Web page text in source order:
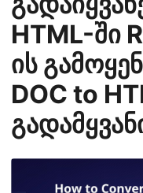
HTML-ში
ის
DOC to